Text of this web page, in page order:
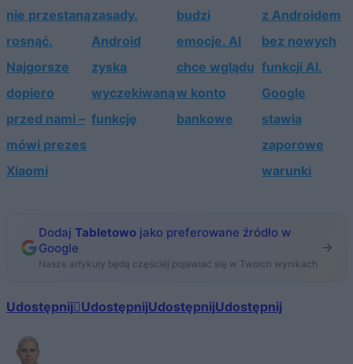
nie przestaną
rosnąć.
Najgorsze
dopiero
przed nami –
mówi prezes
Xiaomi
zasady.
Android
zyska
wyczekiwaną
funkcję
budzi
emocje. AI
chce wglądu
w konto
bankowe
z Androidem
bez nowych
funkcji AI.
Google
stawia
zaporowe
warunki
Dodaj Tabletowo jako preferowane źródło w
Google
Nasze artykuły będą częściej pojawiać się w Twoich wynikach
Udostępnij UdostępnijUdostępnijUdostępnij